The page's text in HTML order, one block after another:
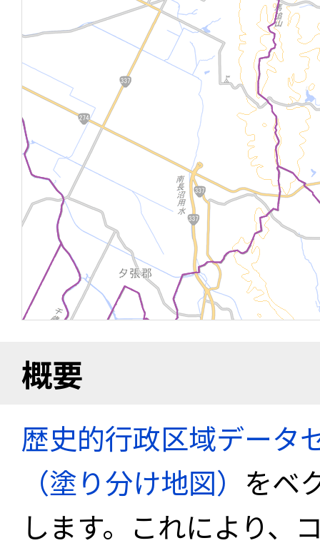
概要
歴史的行政区域データ
（塗り分け地図） をベ
します。これにより、